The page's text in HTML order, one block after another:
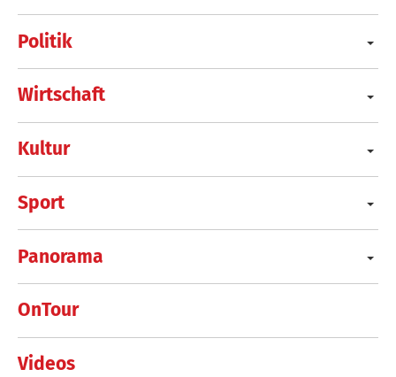
Politik
Wirtschaft
Kultur
Sport
Panorama
OnTour
Videos